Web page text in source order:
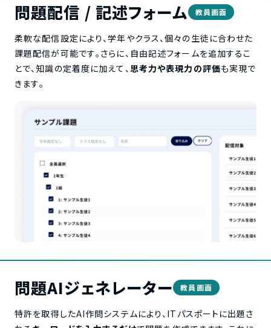
問題配信 / 記述フォーム 教員画面
柔軟な配信設定により、学年やクラス、個々の生徒に合わせた
課題配信が可能です。さらに、自由記述フォームを追加するこ
とで、知識の定着度に加えて、思考力や表現力の評価も実現で
きます。
問題AIジェネレーター 教員画面
特許を取得したAI作問システムにより、ITパスポートに出題さ